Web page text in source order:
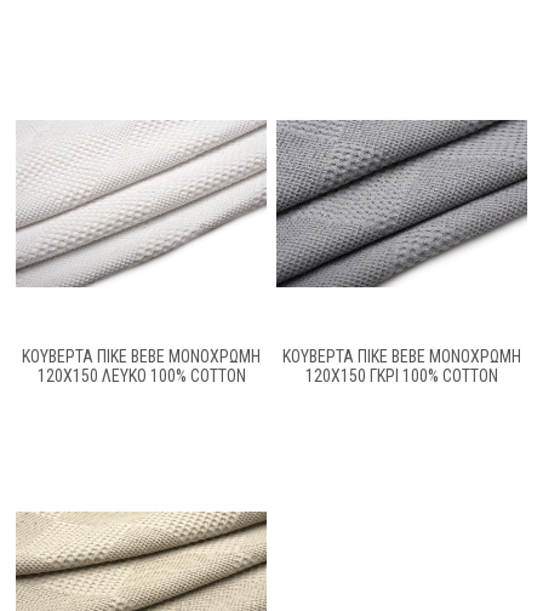
ΚΟΥΒΕΡΤΑ ΠΙΚΕ BEBE ΜΟΝΌΧΡΩΜΗ
120X150 ΛΕΥΚΌ 100% COTTON
ΚΟΥΒΕΡΤΑ ΠΙΚΕ BEBE ΜΟΝΌΧΡΩΜΗ
120X150 ΓΚΡΙ 100% COTTON